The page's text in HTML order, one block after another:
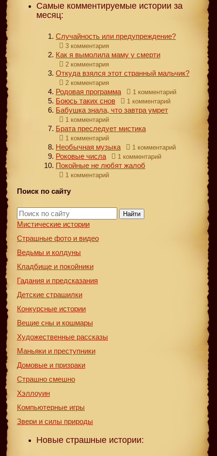
Самые комментируемые истории за
месяц:
Случайность или предупреждение?
3 комментария
Как я вымолила маму у смерти
2 комментария
Откуда взялся этот странный мальчик?
2 комментария
Родовая программа 1 комментарий
Боюсь таких снов 1 комментарий
Бабушка знала, что завтра умрет
1 комментарий
Брата преследует мистика
1 комментарий
Необычная музыка 1 комментарий
Роковые числа 1 комментарий
Покойные не любят жалоб
1 комментарий
Поиск по сайту
Найти
Мистические истории
Страшные фото и видео
Ведьмы и колдуны
Кладбище и покойники
Гадания и предсказания
Детские страшилки
Конкурсные истории
Вещие сны и кошмары
Художественные рассказы
Маньяки и преступники
Домовые и призраки
Страшно смешно
Хэллоуин
Компьютерные игры
Звери и силы природы
Новые страшные истории: